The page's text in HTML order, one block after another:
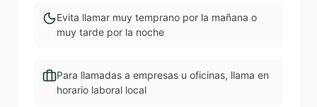
Evita llamar muy temprano por la mañana o
muy tarde por la noche
Para llamadas a empresas u oficinas, llama en
horario laboral local